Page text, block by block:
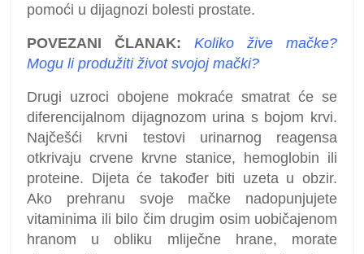
pomoći u dijagnozi bolesti prostate.
POVEZANI ČLANAK:
Koliko žive mačke?
Mogu li produžiti život svojoj mački?
Drugi uzroci obojene mokraće smatrat će se
diferencijalnom dijagnozom urina s bojom krvi.
Najčešći krvni testovi urinarnog reagensa
otkrivaju crvene krvne stanice, hemoglobin ili
proteine. Dijeta će također biti uzeta u obzir.
Ako prehranu svoje mačke nadopunjujete
vitaminima ili bilo čim drugim osim uobičajenom
hranom u obliku mliječne hrane, morate